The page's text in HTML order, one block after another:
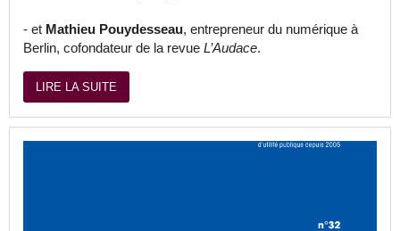
- et Mathieu Pouydesseau, entrepreneur du numérique à
Berlin, cofondateur de la revue L’Audace.
LIRE LA SUITE